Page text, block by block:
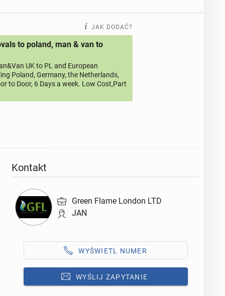
JAK DODAĆ?
to poland, man & van to
UK to PL and European
Poland, Germany, the Netherlands,
to Door, 6 Days a week. Low Cost,Part
Kontakt
Green Flame London LTD
JAN
WYŚWIETL NUMER
WYŚLIJ ZAPYTANIE